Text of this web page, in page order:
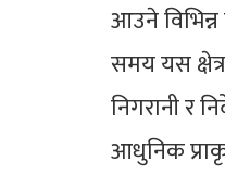
आउने विभिन्न
समय यस
निगरानी र
आधुनिक